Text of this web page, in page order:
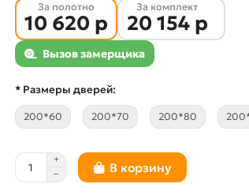
За полотно
10 620 р
За комплект
20 154 р
Вызов замерщика
* Размеры дверей:
200*60 200*70 200*80
В корзину